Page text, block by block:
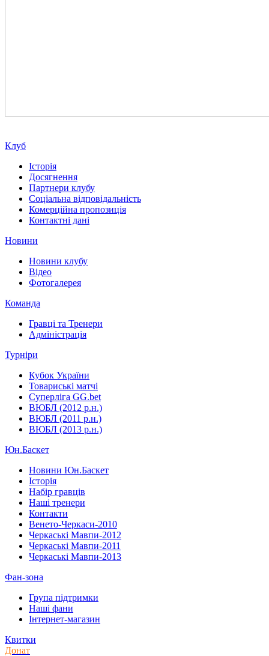
Клуб
Історія
Досягнення
Партнери клубу
Соціальна відповідальність
Комерційна пропозиція
Контактні дані
Новини
Новини клубу
Відео
Фотогалерея
Команда
Гравці та Тренери
Адміністрація
Турніри
Кубок України
Товариські матчі
Суперліга GG.bet
ВЮБЛ (2012 р.н.)
ВЮБЛ (2011 р.н.)
ВЮБЛ (2013 р.н.)
Юн.Баскет
Новини Юн.Баскет
Історія
Набір гравців
Наші тренери
Контакти
Венето-Черкаси-2010
Черкаські Мавпи-2012
Черкаські Мавпи-2011
Черкаські Мавпи-2013
Фан-зона
Група підтримки
Наші фани
Інтернет-магазин
Квитки
Донат